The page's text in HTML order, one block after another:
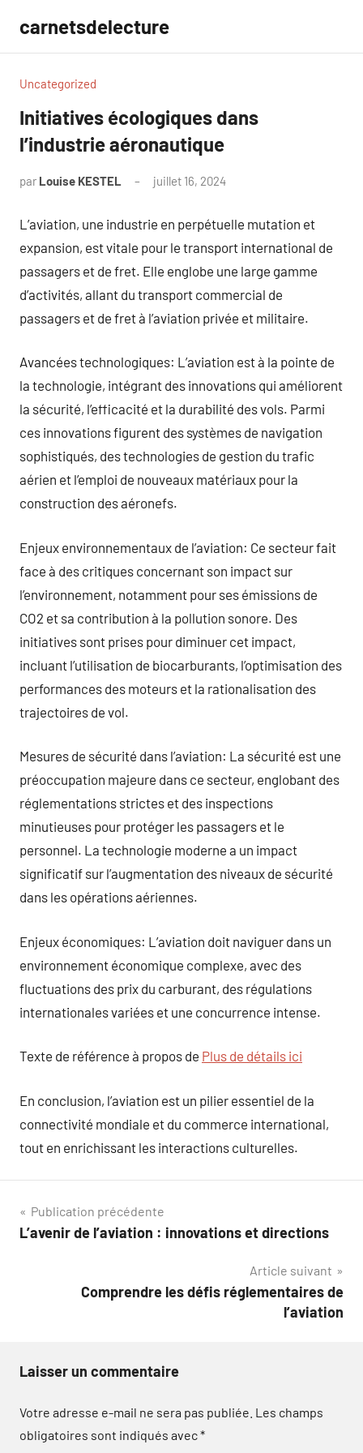
contenu
carnetsdelecture
Uncategorized
Initiatives écologiques dans
l’industrie aéronautique
par Louise KESTEL juillet 16, 2024
L’aviation, une industrie en perpétuelle mutation et
expansion, est vitale pour le transport international de
passagers et de fret. Elle englobe une large gamme
d’activités, allant du transport commercial de
passagers et de fret à l’aviation privée et militaire.
Avancées technologiques: L’aviation est à la pointe de
la technologie, intégrant des innovations qui améliorent
la sécurité, l’efficacité et la durabilité des vols. Parmi
ces innovations figurent des systèmes de navigation
sophistiqués, des technologies de gestion du trafic
aérien et l’emploi de nouveaux matériaux pour la
construction des aéronefs.
Enjeux environnementaux de l’aviation: Ce secteur fait
face à des critiques concernant son impact sur
l’environnement, notamment pour ses émissions de
CO2 et sa contribution à la pollution sonore. Des
initiatives sont prises pour diminuer cet impact,
incluant l’utilisation de biocarburants, l’optimisation des
performances des moteurs et la rationalisation des
trajectoires de vol.
Mesures de sécurité dans l’aviation: La sécurité est une
préoccupation majeure dans ce secteur, englobant des
réglementations strictes et des inspections
minutieuses pour protéger les passagers et le
personnel. La technologie moderne a un impact
significatif sur l’augmentation des niveaux de sécurité
dans les opérations aériennes.
Enjeux économiques: L’aviation doit naviguer dans un
environnement économique complexe, avec des
fluctuations des prix du carburant, des régulations
internationales variées et une concurrence intense.
Texte de référence à propos de Plus de détails ici
En conclusion, l’aviation est un pilier essentiel de la
connectivité mondiale et du commerce international,
tout en enrichissant les interactions culturelles.
Navigation
de
Publication précédente
L’avenir de l’aviation : innovations et directions
Article suivant
Comprendre les défis réglementaires de
l’aviation
Laisser un commentaire
Votre adresse e-mail ne sera pas publiée. Les champs
obligatoires sont indiqués avec*